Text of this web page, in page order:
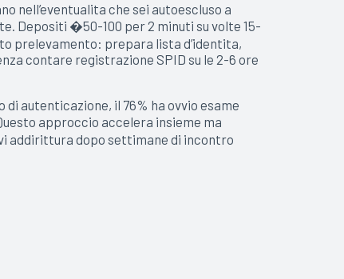
nell’eventualita che sei autoescluso a
Depositi �50-100 per 2 minuti su volte 15-
prelevamento: prepara lista d’identita,
contare registrazione SPID su le 2-6 ore
autenticazione, il 76% ha ovvio esame
approccio accelera insieme ma
addirittura dopo settimane di incontro